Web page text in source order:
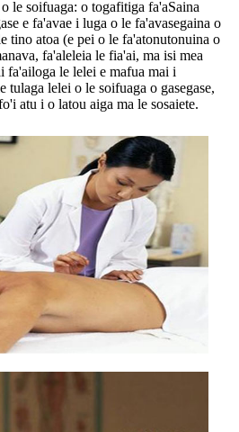
le soifuaga: o togafitiga fa'aSaina
e fa'avae i luga o le fa'avasegaina o
tino atoa (e pei o le fa'atonutonuina o
fa'aleleia le fia'ai, ma isi mea
fa'ailoga le lelei e mafua mai i
tulaga lelei o le soifuaga o gasegase,
atu i o latou aiga ma le sosaiete.